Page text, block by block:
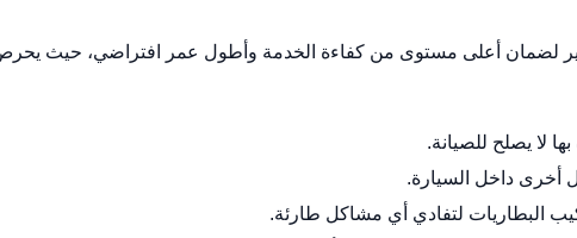
لضمان أعلى مستوى من كفاءة الخدمة وأطول عمر افتراضي، حيث
لا يصلح للصيانة.
أخرى داخل السيارة.
البطاريات لتفادي أي مشاكل طارئة.